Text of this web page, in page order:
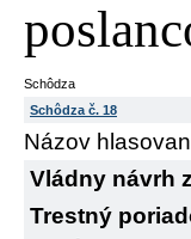
Schôdza
Schôdza č. 18
Názov
Vládny návrh
Trestný